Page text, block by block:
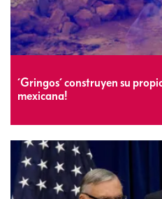
´Gringos´ construyen su
mexicana!